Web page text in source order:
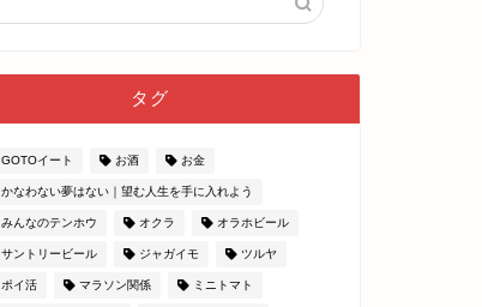
タグ
GOTOイート お酒 お金
かなわない夢はない｜望む人生を手に入れよう
みんなのテンホウ オクラ オラホビール
サントリービール ジャガイモ ツルヤ
ポイ活 マラソン関係 ミニトマト